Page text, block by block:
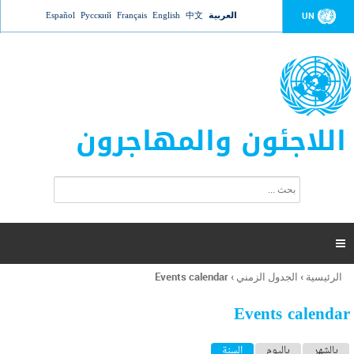
Jump to navigation UN العربية 中文
English
Français
Русский
Español
اللاجئون والمهاجرون
ت
ر
ل
ح
ب

أنت
هنا
الرئيسية › الجدول الزمني ›
Events calendar
Events calendar